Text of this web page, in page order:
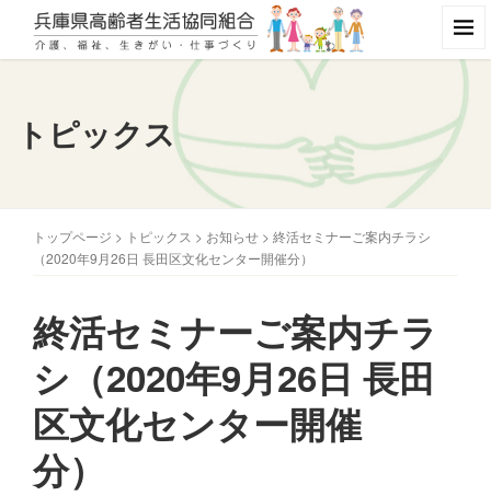
トピックス
トップページ > トピックス > お知らせ > 終活セミナーご案内チラシ
（2020年9月26日 長田区文化センター開催分）
終活セミナーご案内チラ
シ（2020年9月26日 長田
区文化センター開催
分）